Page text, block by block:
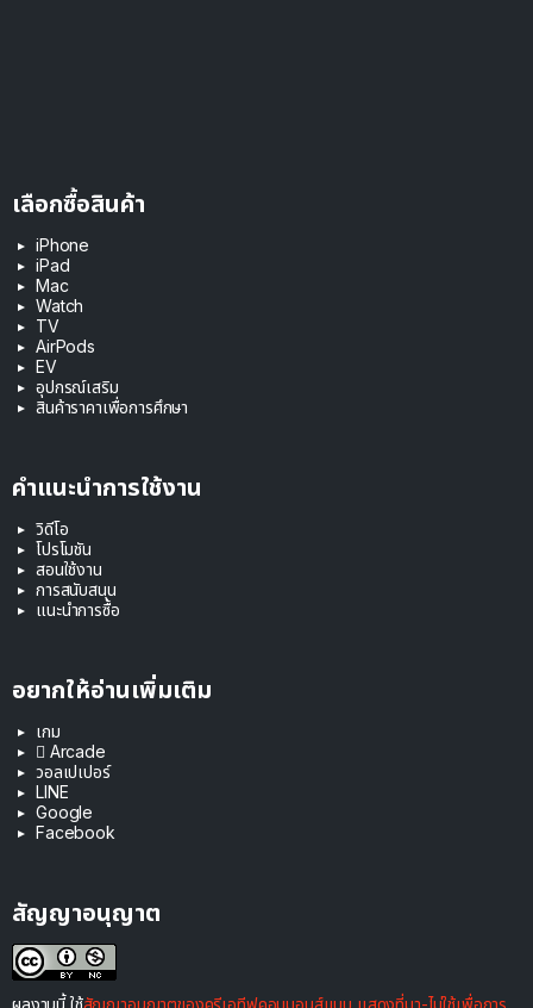
เลือกซื้อสินค้า
iPhone
iPad
Mac
Watch
TV
AirPods
EV
อุปกรณ์เสริม
สินค้าราคาเพื่อการศึกษา
คำแนะนำการใช้งาน
วิดีโอ
โปรโมชัน
สอนใช้งาน
การสนับสนุน
แนะนำการซื้อ
อยากให้อ่านเพิ่มเติม
เกม
 Arcade
วอลเปเปอร์
LINE
Google
Facebook
สัญญาอนุญาต
ผลงานนี้ ใช้สัญญาอนุญาตของครีเอทีฟคอมมอนส์แบบ แสดงที่มา-ไม่ใช้เพื่อการ